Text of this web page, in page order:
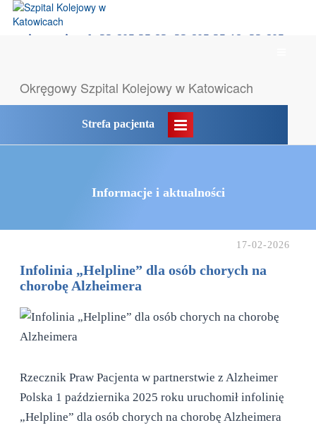
rejestracja tel: 32 605 35 83, 32 605 35 18, 32 605
Okręgowy Szpital Kolejowy w Katowicach
Strefa pacjenta
Informacje i aktualności
Infolinia „Helpline” dla osób chorych na
chorobę Alzheimera
17-02-2026
Rzecznik Praw Pacjenta w partnerstwie z Alzheimer
Polska 1 października 2025 roku uruchomił infolinię
„Helpline” dla osób chorych na chorobę Alzheimera